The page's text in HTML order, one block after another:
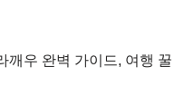
깨우 완벽 가이드, 여행 꿀